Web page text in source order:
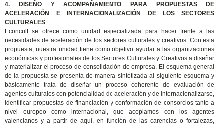
4. DISEÑO Y ACOMPAÑAMIENTO PARA PROPUESTAS DE
ACELERACIÓN E INTERNACIONALIZACIÓN DE LOS SECTORES
CULTURALES
Econcult se ofrece como unidad especializada para hacer frente a las
necesidades de aceleración de los sectores culturales y creativos. Con esta
propuesta, nuestra unidad tiene como objetivo ayudar a las organizaciones
económicas y profesionales de los Sectores Culturales y Creativos a diseñar
y materializar el proceso de consolidación de empresa. El esquema general
de la propuesta se presenta de manera sintetizada al siguiente esquema y
básicamente trata de diseñar un proceso coherente de evaluación de
agentes culturales con potencialidad de aceleración y de internacionalizarse,
identificar propuestas de financiación y conformación de consorcios tanto a
nivel europeo como internacional, que acoplamos con los agentes
valencianos y a partir de aquí, en función de las carencias o fortalezas,